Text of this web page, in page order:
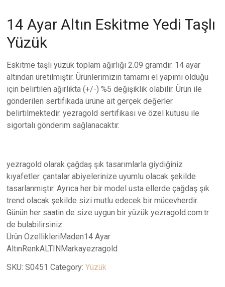
14 Ayar Altın Eskitme Yedi Taşlı
Yüzük
Eskitme taşlı yüzük toplam ağırlığı 2.09 gramdır. 14 ayar
altından üretilmiştir. Ürünlerimizin tamamı el yapımı olduğu
için belirtilen ağırlıkta (+/-) %5 değişiklik olabilir. Ürün ile
gönderilen sertifikada ürüne ait gerçek değerler
belirtilmektedir. yezragold sertifikası ve özel kutusu ile
sigortalı gönderim sağlanacaktır.
yezragold olarak çağdaş şık tasarımlarla giydiğiniz
kıyafetler. çantalar abiyelerinize uyumlu olacak şekilde
tasarlanmıştır. Ayrıca her bir model usta ellerde çağdaş şık
trend olacak şekilde sizi mutlu edecek bir mücevherdir.
Günün her saatin de size uygun bir yüzük yezragold.com.tr
de bulabilirsiniz.
Ürün ÖzellikleriMaden14 Ayar
AltınRenkALTINMarkayezragold
SKU:S0451 Category:Yüzük